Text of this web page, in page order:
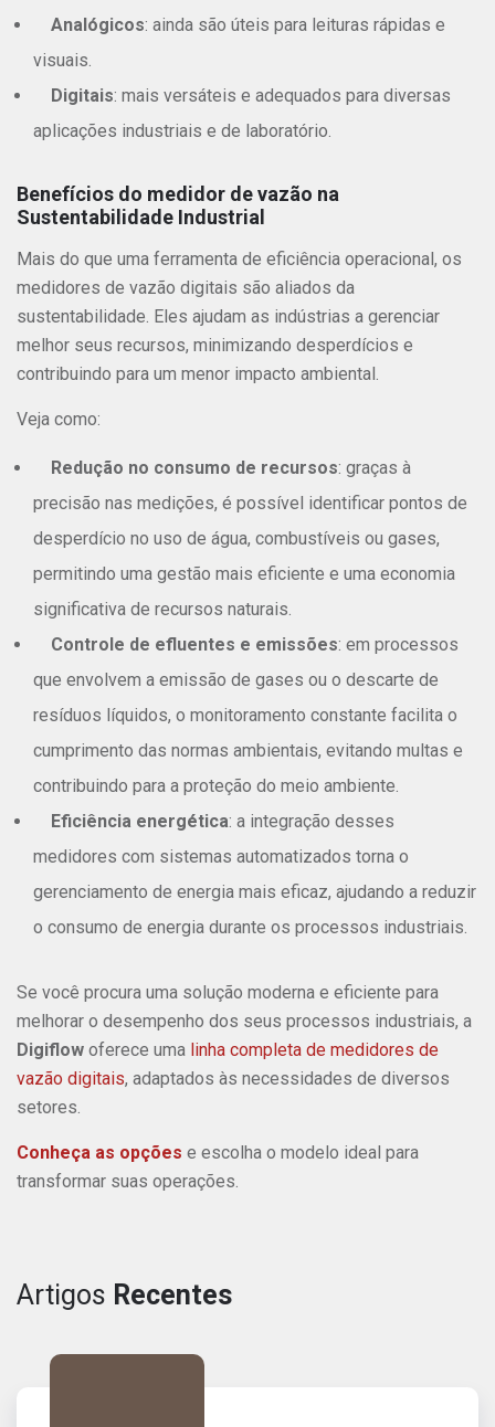
Analógicos: ainda são úteis para leituras rápidas e
visuais.
Digitais: mais versáteis e adequados para diversas
aplicações industriais e de laboratório.
Benefícios do medidor de vazão na
Sustentabilidade Industrial
Mais do que uma ferramenta de eficiência operacional, os
medidores de vazão digitais são aliados da
sustentabilidade. Eles ajudam as indústrias a gerenciar
melhor seus recursos, minimizando desperdícios e
contribuindo para um menor impacto ambiental.
Veja como:
Redução no consumo de recursos: graças à
precisão nas medições, é possível identificar pontos de
desperdício no uso de água, combustíveis ou gases,
permitindo uma gestão mais eficiente e uma economia
significativa de recursos naturais.
Controle de efluentes e emissões: em processos
que envolvem a emissão de gases ou o descarte de
resíduos líquidos, o monitoramento constante facilita o
cumprimento das normas ambientais, evitando multas e
contribuindo para a proteção do meio ambiente.
Eficiência energética: a integração desses
medidores com sistemas automatizados torna o
gerenciamento de energia mais eficaz, ajudando a reduzir
o consumo de energia durante os processos industriais.
Se você procura uma solução moderna e eficiente para
melhorar o desempenho dos seus processos industriais, a
Digiflow oferece uma linha completa de medidores de
vazão digitais, adaptados às necessidades de diversos
setores.
Conheça as opções e escolha o modelo ideal para
transformar suas operações.
Artigos Recentes